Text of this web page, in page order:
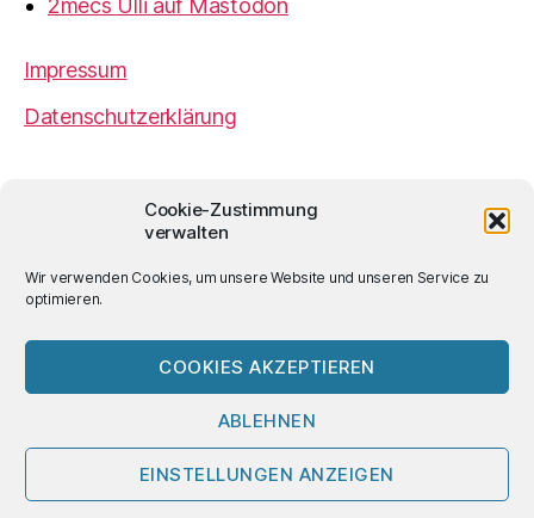
Cookie-Zustimmung
verwalten
Wir verwenden Cookies, um unsere Website und unseren Service zu
optimieren.
COOKIES AKZEPTIEREN
ABLEHNEN
EINSTELLUNGEN ANZEIGEN
2mecs Ulli auf Mastodon
Impressum
Datenschutzerklärung
Ulrich Würdemannist sofern nicht
anders angegeben lizenziert unter einer
Creative
Lizenz.